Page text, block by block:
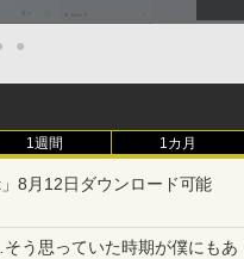
[ 熊乃げん骨 ]
ング（14） 【電子書籍】
ードレス ENCノイズキャン
アリング Type-C充電 マイク
ワイト)
REDMI Buds 8 Lite ワイヤ
5.4 ノイズキャンセ
間再生
かんの麦茶 from 爽健美茶 ラ
本
ニ吸うふたり 9巻 (デジタル
ンコミックス)
●
1週間 1カ月
8月12日ダウンロード可能
う思っていた時期が僕にもあ